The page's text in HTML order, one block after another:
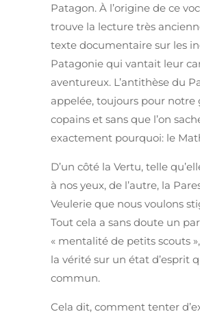
Patagon. À l’origine de ce
trouve la lecture très
texte documentaire sur les
Patagonie qui vantait leur
aventureux. L’antithèse du
appelée, toujours pour notre
copains et sans que l’on
exactement pourquoi: le
D’un côté la Vertu, telle
à nos yeux, de l’autre, la
Veulerie que nous voulons
Tout cela a sans doute un
« mentalité de petits scouts
la vérité sur un état d’esprit
commun.
Cela dit, comment tenter